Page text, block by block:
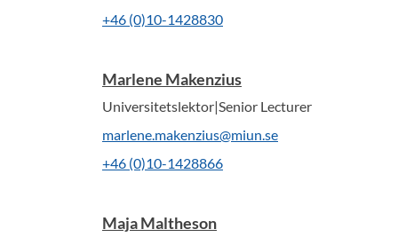
+46 (0)10-1428830
Marlene Makenzius
Universitetslektor|Senior Lecturer
marlene.makenzius@miun.se
+46 (0)10-1428866
Maja Maltheson